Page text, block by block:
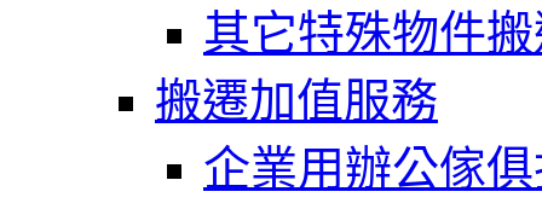
其它特殊物件
搬遷加值服務
企業用辦公傢